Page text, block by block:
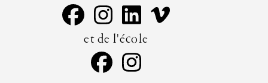
et de l'école